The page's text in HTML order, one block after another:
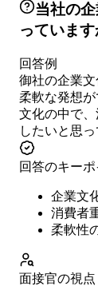
当社の
っています
回答例
御社の企業
柔軟な発想
文化の中で
したいと思っ
回答のキーポ
企業文
消費者
柔軟性
面接官の視点